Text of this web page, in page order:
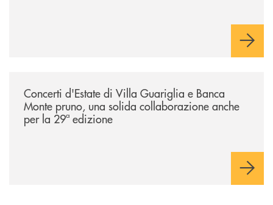
Concerti d'Estate di Villa Guariglia e Banca
Monte pruno, una solida collaborazione anche
per la 29ª edizione